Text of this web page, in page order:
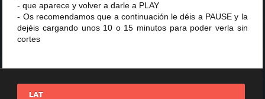
- que aparece y volver a darle a PLAY
- Os recomendamos que a continuación le déis a PAUSE y la
dejéis cargando unos 10 o 15 minutos para poder verla sin
cortes
LAT